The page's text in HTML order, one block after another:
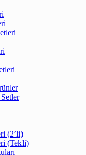
(2’li)
(Tekli)